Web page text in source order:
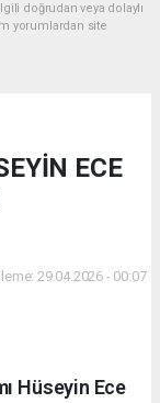
doğrudan veya dolaylı
yorumlardan site
ECE
29.04.2026 - 00:07
Hüseyin Ece